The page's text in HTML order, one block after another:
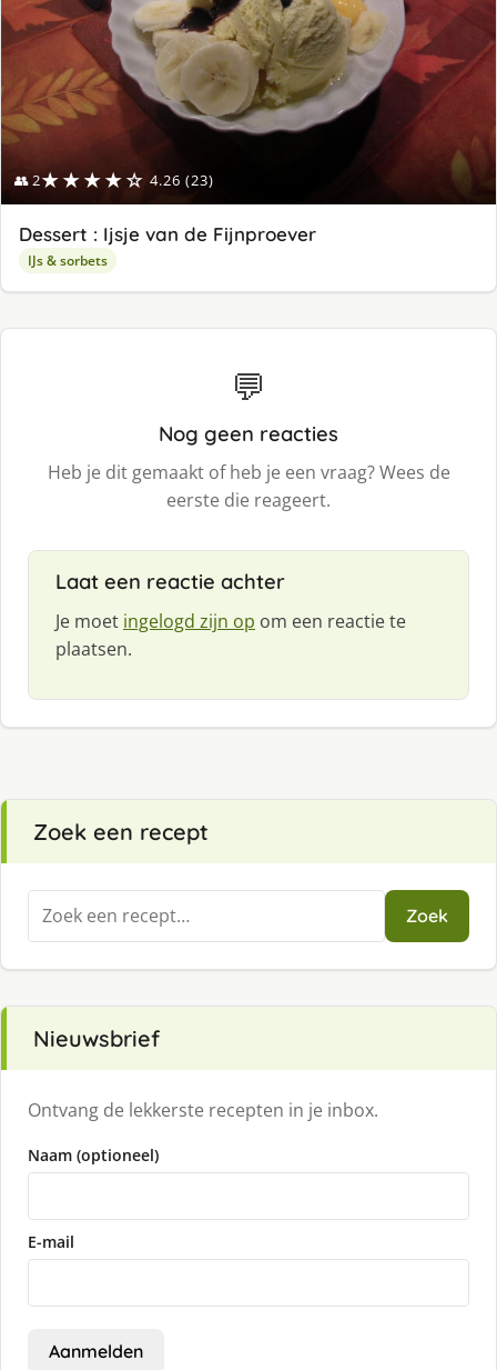
👥 2★★★★☆ 4.26 (23)
Dessert : Ijsje van de Fijnproever
IJs & sorbets
💬
Nog geen reacties
Heb je dit gemaakt of heb je een vraag? Wees de
eerste die reageert.
Laat een reactie achter
Je moet ingelogd zijn op om een reactie te
plaatsen.
Zoek een recept
Zoeken
naar:
Zoek
Nieuwsbrief
Ontvang de lekkerste recepten in je inbox.
Naam (optioneel)
E-mail
Aanmelden